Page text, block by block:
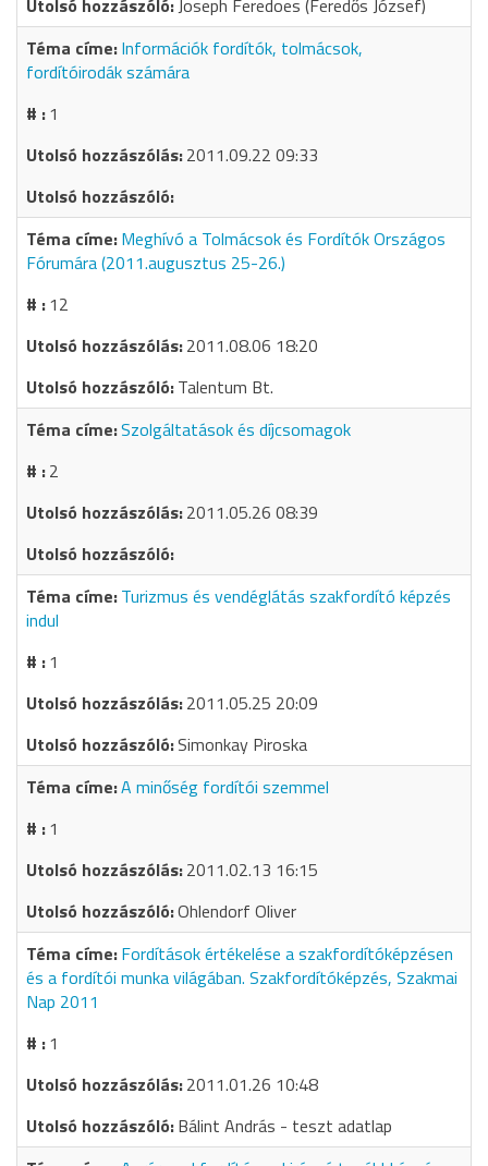
Joseph Feredoes (Feredős József)
Információk fordítók, tolmácsok,
fordítóirodák számára
1
2011.09.22 09:33
Meghívó a Tolmácsok és Fordítók Országos
Fórumára (2011.augusztus 25-26.)
12
2011.08.06 18:20
Talentum Bt.
Szolgáltatások és díjcsomagok
2
2011.05.26 08:39
Turizmus és vendéglátás szakfordító képzés
indul
1
2011.05.25 20:09
Simonkay Piroska
A minőség fordítói szemmel
1
2011.02.13 16:15
Ohlendorf Oliver
Fordítások értékelése a szakfordítóképzésen
és a fordítói munka világában. Szakfordítóképzés, Szakmai
Nap 2011
1
2011.01.26 10:48
Bálint András - teszt adatlap